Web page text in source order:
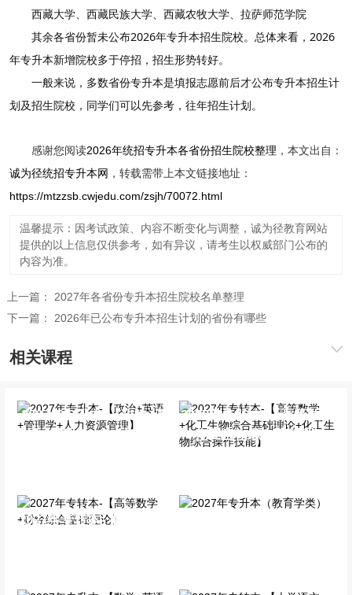
西藏大学、西藏民族大学、西藏农牧大学、拉萨师范学院
其余各省份暂未公布2026年专升本招生院校。总体来看，2026
年专升本新增院校多于停招，招生形势转好。
一般来说，多数省份专升本是填报志愿前后才公布专升本招生计
划及招生院校，同学们可以先参考，往年招生计划。
感谢您阅读2026年统招专升本各省份招生院校整理 ，本文出自：
诚为径统招专升本网 ，转载需带上本文链接地址：
https://mtzzsb.cwjedu.com/zsjh/70072.html
温馨提示：因考试政策、内容不断变化与调整，诚为径教育网站
提供的以上信息仅供参考，如有异议，请考生以权威部门公布的
内容为准。
上一篇： 2027年各省份专升本招生院校名单整理
下一篇： 2026年已公布专升本招生计划的省份有哪些
相关课程
2027年专升本-【政治+英
语+管理学+人力资源管
2027年专转本-【高等数学
+化工生物综合基础理论
2027年专转本-【高等数学